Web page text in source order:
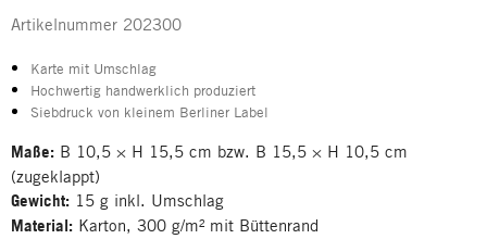
Artikelnummer 202300
Karte mit Umschlag
Hochwertig handwerklich produziert
Siebdruck von kleinem Berliner Label
Maße: B 10,5 × H 15,5 cm bzw. B 15,5 × H 10,5 cm
(zugeklappt)
Gewicht: 15 g inkl. Umschlag
Material: Karton, 300 g/m² mit Büttenrand